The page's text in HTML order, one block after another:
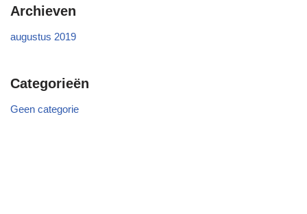
Archieven
augustus 2019
Categorieën
Geen categorie